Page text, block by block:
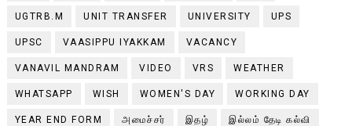
UGTRB.M UNIT TRANSFER UNIVERSITY UPS
UPSC VAASIPPU IYAKKAM VACANCY
VANAVIL MANDRAM VIDEO VRS WEATHER
WHATSAPP WISH WOMEN'S DAY WORKING DAY
YEAR END FORM அமைச்சர் இதழ் இல்லம் தேடி கல்வி